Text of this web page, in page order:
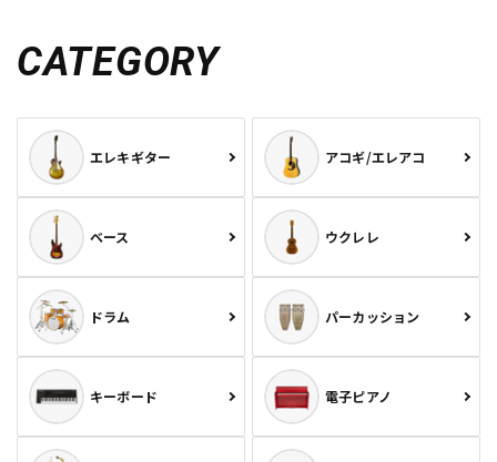
CATEGORY
エレキギター アコギ/エレアコ
ベース ウクレレ
ドラム パーカッション
キーボード 電子ピアノ